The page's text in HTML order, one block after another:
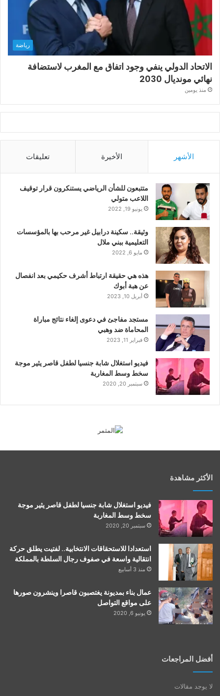
رياضة
الاتحاد الدولي ينفي وجود اتفاق مع المغرب لاستضافة
نهائي مونديال 2030
منذ يومين
الأشهر الأخيرة تعليقات
متتبعون للشأن الرياضي يستنكرون قرار توقيف
اللاعب متولي
يونيو 19, 2022
وثيقة.. سكينة درابيل غير مرحب بها بالمؤسسات
التعليمية ببني ملال
مايو 6, 2022
هذه هي حقيقة ارتباط أشرف حكيمي بعد انفصال
عن هبة أبوك
أبريل 10, 2023
مستجد مفاجئ في دعوى إلغاء نتائج مباراة
المحاماة ضد وهبي
فبراير 11, 2023
فيديو استغلال شابة جنسيا لطفل قاصر يثير موجة
سخط وسط المغاربة
سبتمبر 20, 2020
الأكثر مشاهدة
فيديو استغلال شابة جنسيا لطفل قاصر يثير موجة
سخط وسط المغاربة
سبتمبر 20, 2020
استعدادا للاستحقاقات الانتخابية.. لفتيت يطلق حركة
انتقالية واسعة في صفوف رجال السلطة بالمملكة
منذ 3 أسابيع
عمال بناء بمديونة يغتصبون قاصرا وينشرون صورها
على مواقع التواصل
يونيو 6, 2020
أفضل المراجعات
لا يوجد مقالات